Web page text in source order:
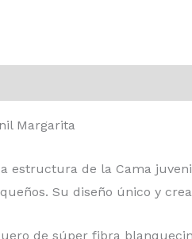
Margarita
estructura de la Cama
Su diseño único y
de súper fibra